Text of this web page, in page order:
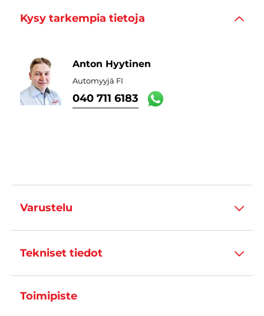
Kysy tarkempia tietoja
Anton Hyytinen
Automyyjä FI
040 711 6183
Varustelu
Tekniset tiedot
Toimipiste